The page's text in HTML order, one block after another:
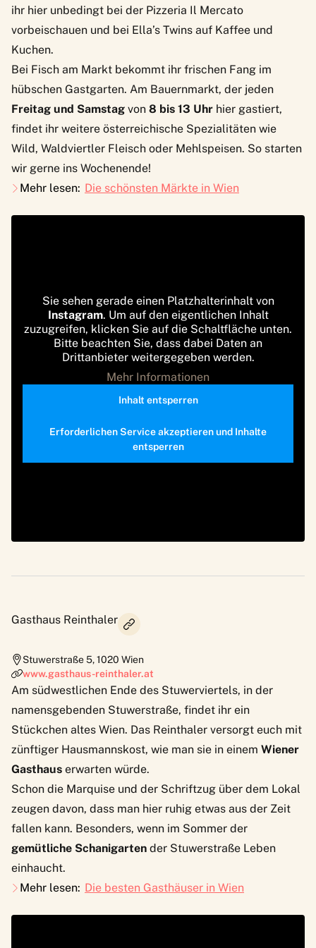
ihr hier unbedingt bei der Pizzeria Il Mercato
vorbeischauen und bei Ella’s Twins auf Kaffee und
Kuchen.
Bei Fisch am Markt bekommt ihr frischen Fang im
hübschen Gastgarten. Am Bauernmarkt, der jeden
Freitag und Samstag von 8 bis 13 Uhr hier gastiert,
findet ihr weitere österreichische Spezialitäten wie
Wild, Waldviertler Fleisch oder Mehlspeisen. So starten
wir gerne ins Wochenende!
Mehr lesen: Die schönsten Märkte in Wien
Sie sehen gerade einen Platzhalterinhalt von
Instagram. Um auf den eigentlichen Inhalt
zuzugreifen, klicken Sie auf die Schaltfläche unten.
Bitte beachten Sie, dass dabei Daten an
Drittanbieter weitergegeben werden.
Mehr Informationen
Inhalt entsperren
Erforderlichen Service akzeptieren und Inhalte
entsperren
Gasthaus Reinthaler
Stuwerstraße 5,1020 Wien
www.gasthaus-reinthaler.at
Am südwestlichen Ende des Stuwerviertels, in der
namensgebenden Stuwerstraße, findet ihr ein
Stückchen altes Wien. Das Reinthaler versorgt euch mit
zünftiger Hausmannskost, wie man sie in einem Wiener
Gasthaus erwarten würde.
Schon die Marquise und der Schriftzug über dem Lokal
zeugen davon, dass man hier ruhig etwas aus der Zeit
fallen kann. Besonders, wenn im Sommer der
gemütliche Schanigarten der Stuwerstraße Leben
einhaucht.
Mehr lesen: Die besten Gasthäuser in Wien